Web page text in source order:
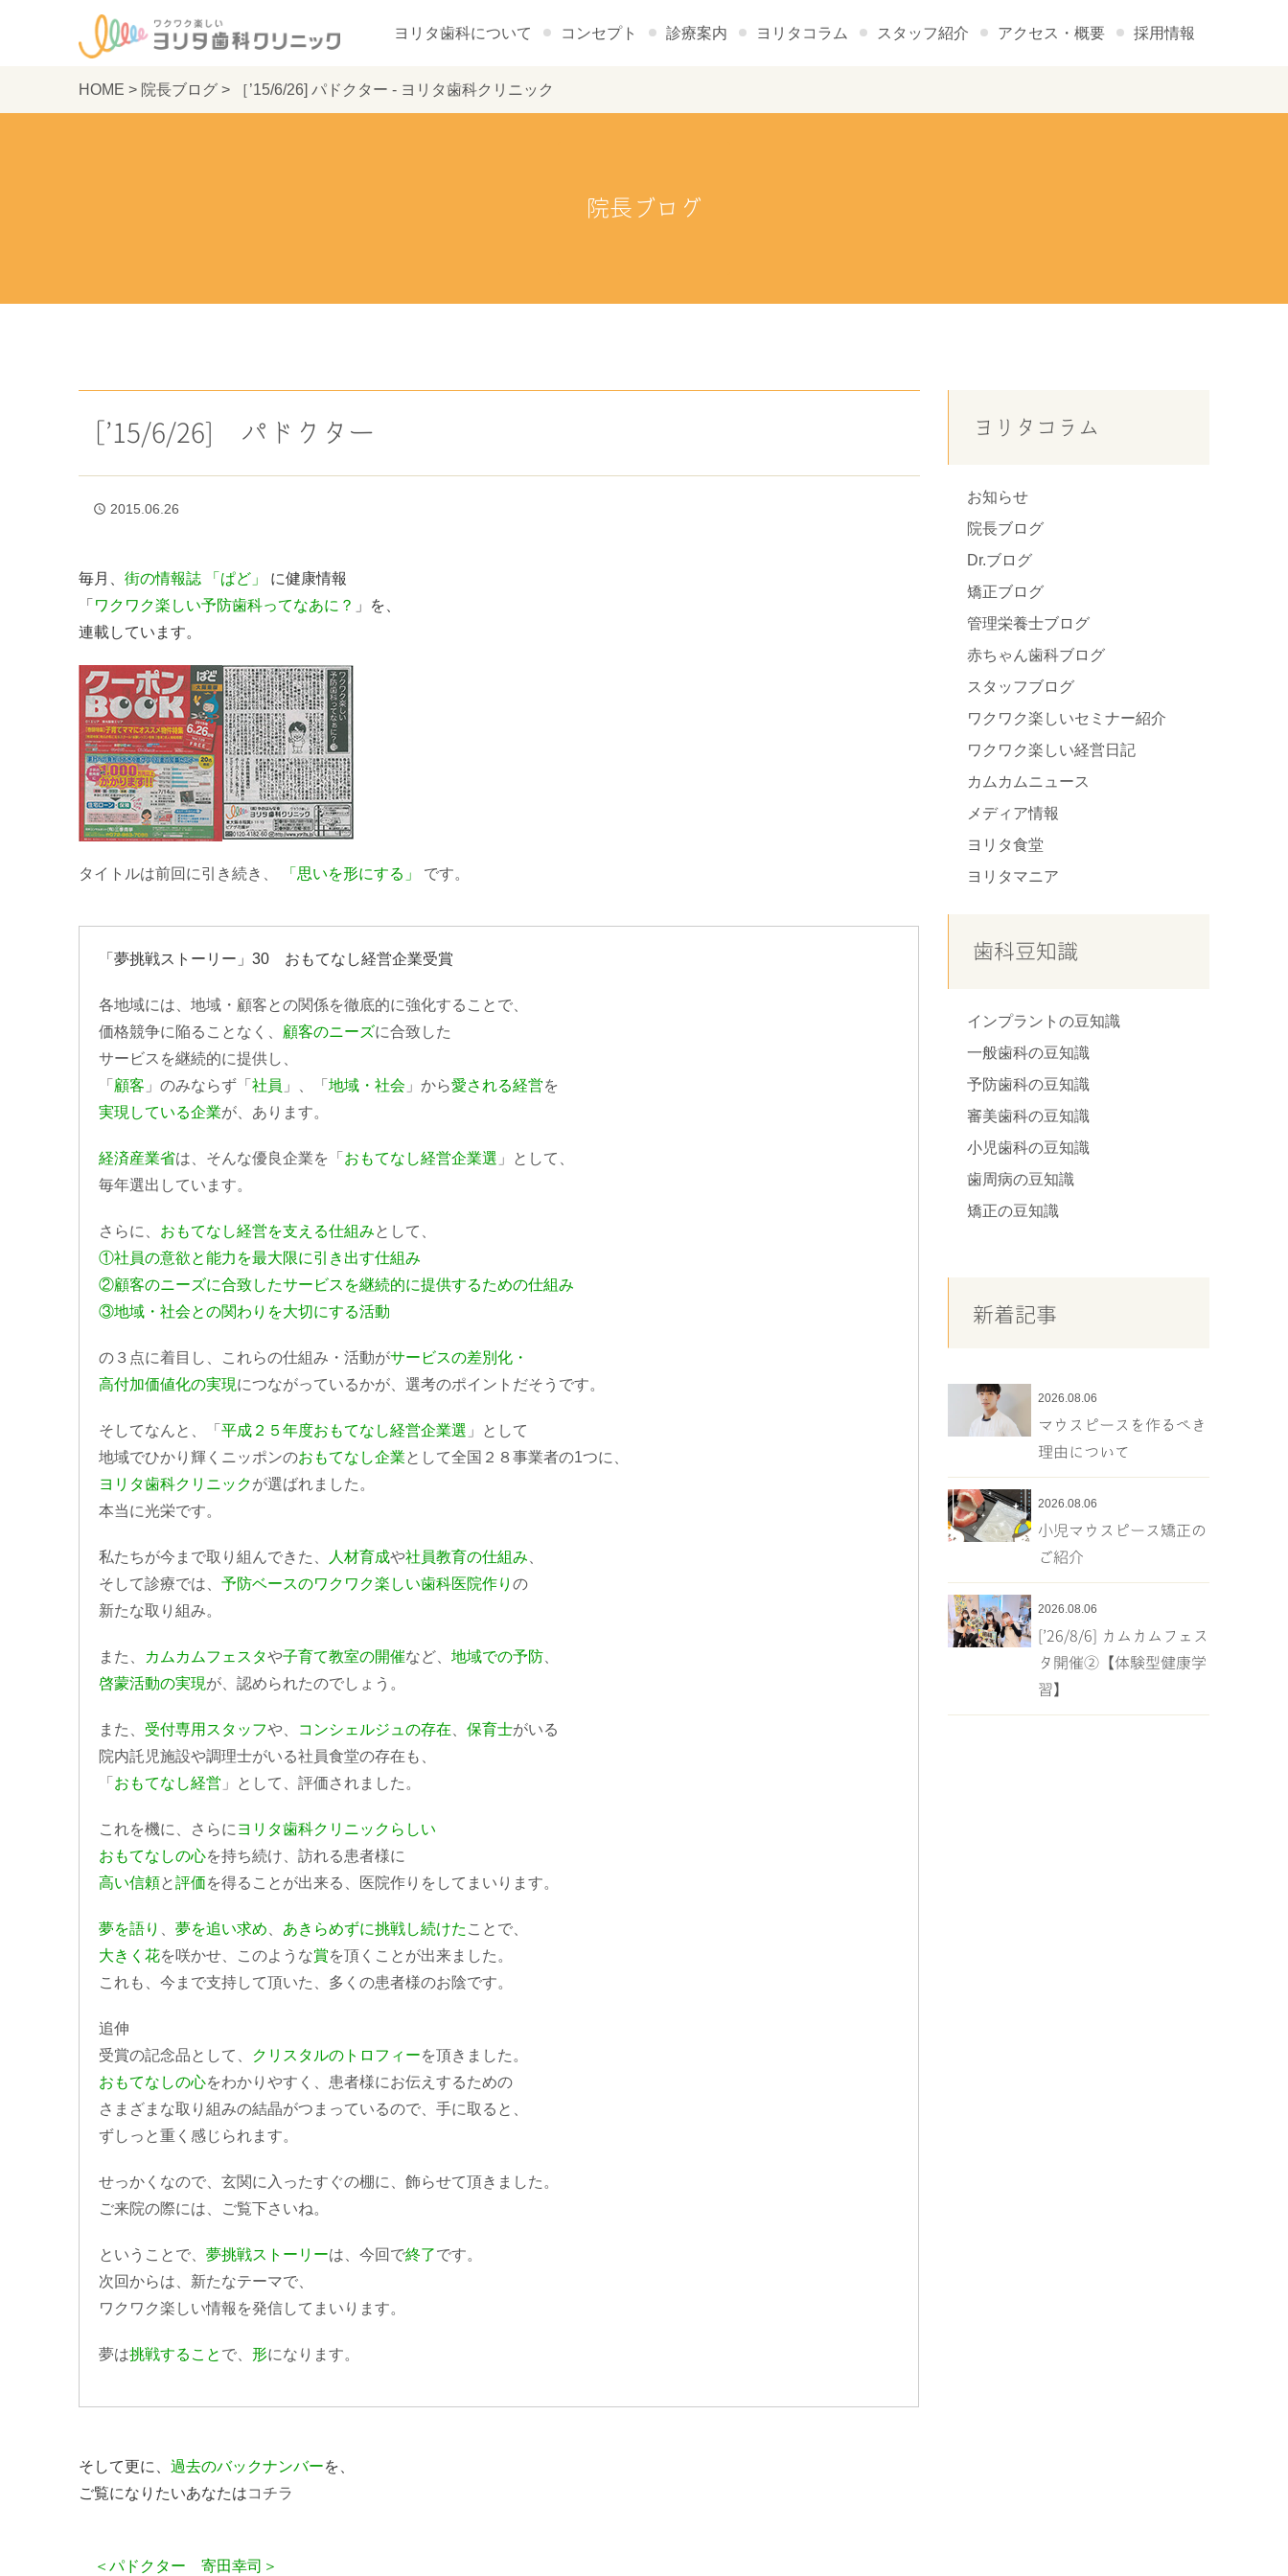
ヨリタ歯科について コンセプト 診療案内 ヨリタコラム スタッフ紹介 アクセス・概要 採用情報
HOME > 院長ブログ > ［’15/6/26] パドクター - ヨリタ歯科クリニック
院長ブログ
［’15/6/26] パドクター
access_time 2015.06.26
毎月、 街の情報誌 「ぱど」
に健康情報
「 ワクワク楽しい予防歯科ってなあに？ 」を、
連載しています。
タイトルは前回に引き続き、 「思いを形にする」 です。
「夢挑戦ストーリー」30 おもてなし経営企業受賞
各地域には、地域・顧客との関係を徹底的に強化することで、
価格競争に陥ることなく、 顧客のニーズに合致した
サービスを継続的に提供し、
「 顧客 」のみならず「社員 」、「地域・社会 」から愛される経営を
実現している企業が、あります。
経済産業省は、そんな優良企業を「 おもてなし経営企業選 」として、
毎年選出しています。
さらに、 おもてなし経営を支える仕組みとして、
①社員の意欲と能力を最大限に引き出す仕組み
②顧客のニーズに合致したサービスを継続的に提供するための仕組み
③地域・社会との関わりを大切にする活動
の３点に着目し、これらの仕組み・活動がサービスの差別化・
高付加価値化の実現につながっているかが、選考のポイントだそうです。
そしてなんと、「平成２５年度おもてなし経営企業選 」として
地域でひかり輝くニッポンのおもてなし企業として全国２８事業者の1つに、
ヨリタ歯科クリニックが選ばれました。
本当に光栄です。
私たちが今まで取り組んできた、 人材育成や社員教育の仕組み
そして診療では、予防ベースのワクワク楽しい歯科医院作りの
新たな取り組み。
また、 カムカムフェスタや子育て教室の開催など、地域での予防
啓蒙活動の実現が、認められたのでしょう。
また、 受付専用スタッフや、 コンシェルジュの存在 、保育士がいる
院内託児施設や調理士がいる社員食堂の存在も、
「 おもてなし経営 」として、評価されました。
これを機に、さらに ヨリタ歯科クリニックらしい
おもてなしの心を持ち続け、訪れる患者様に
高い信頼と評価を得ることが出来る、医院作りをしてまいります。
夢を語り 、夢を追い求め あきらめずに挑戦し続けた ことで、
大きく花を咲かせ、このような賞を頂くことが出来ました。
これも、今まで支持して頂いた、多くの患者様のお陰です。
追伸
受賞の記念品として、
クリスタルのトロフィーを頂きました。
おもてなしの心をわかりやすく、患者様にお伝えするための
さまざまな取り組みの結晶がつまっているので、手に取ると、
ずしっと重く感じられます。
せっかくなので、玄関に入ったすぐの棚に、飾らせて頂きました。
ご来院の際には、ご覧下さいね。
ということで、夢挑戦ストーリーは、今回で終了です。
次回からは、新たなテーマで、
ワクワク楽しい情報を発信してまいります。
夢は挑戦すること で、形になります。
そして更に、 過去のバックナンバーを、
ご覧になりたいあなたはコチラ
＜パドクター 寄田幸司＞
ヨリタコラム
お知らせ
院長ブログ
Dr.ブログ
矯正ブログ
管理栄養士ブログ
赤ちゃん歯科ブログ
スタッフブログ
ワクワク楽しいセミナー紹介
ワクワク楽しい経営日記
カムカムニュース
メディア情報
ヨリタ食堂
ヨリタマニア
歯科豆知識
インプラントの豆知識
一般歯科の豆知識
予防歯科の豆知識
審美歯科の豆知識
小児歯科の豆知識
歯周病の豆知識
矯正の豆知識
新着記事
2026.08.06
マウスピースを作るべき
理由について
2026.08.06
小児マウスピース矯正の
ご紹介
2026.08.06
[’26/8/6] カムカムフェス
タ開催②【体験型健康学
習】